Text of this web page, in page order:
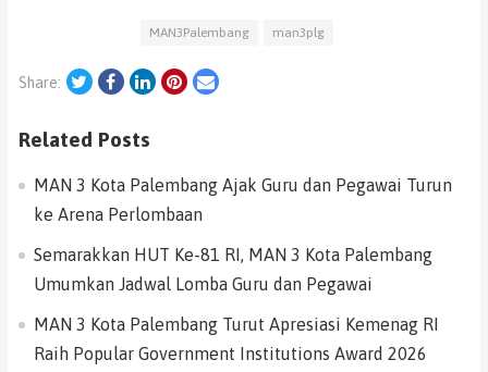
MAN3Palembang man3plg
Share: TwitterFacebook
LinkedIn
Pinterest
Email
Related Posts
MAN 3 Kota Palembang Ajak Guru dan Pegawai Turun
ke Arena Perlombaan
Semarakkan HUT Ke-81 RI, MAN 3 Kota Palembang
Umumkan Jadwal Lomba Guru dan Pegawai
MAN 3 Kota Palembang Turut Apresiasi Kemenag RI
Raih Popular Government Institutions Award 2026